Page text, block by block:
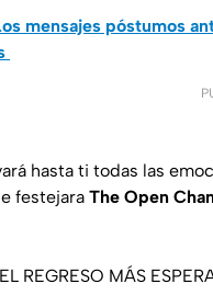
mensajes póstumos
hasta ti todas las
festejara The Open
REGRESO MÁS